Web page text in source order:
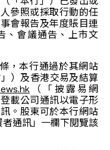
參照或採取行動的任
會報告及年度賬目連
、會議通告、上市文
，本行通過於其網站
」）及香港交易及結算
（「披露易網
載公司通訊以電子形
。股東可於本行網站
通訊」一欄下閱覽該